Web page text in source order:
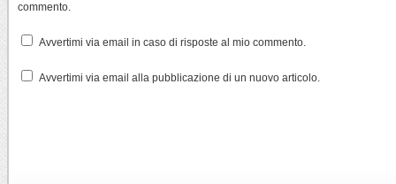
commento.
Avvertimi via email in caso di risposte al mio commento.
Avvertimi via email alla pubblicazione di un nuovo articolo.